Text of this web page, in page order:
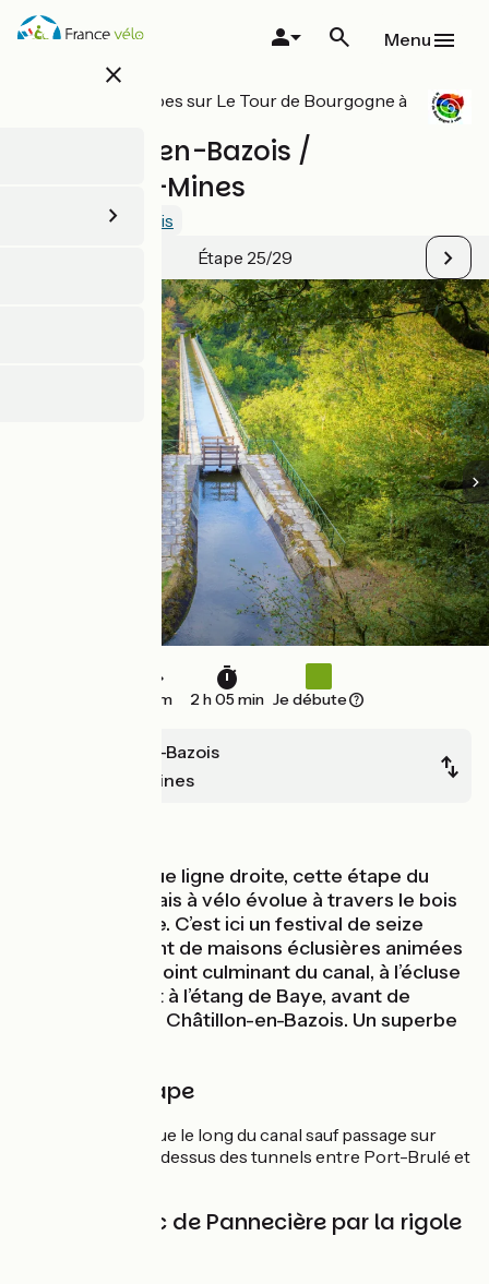
Aller
au
close
Menu
Toutes les étapes sur Le Tour de Bourgogne à
Châtillon-en-Bazois /
Chitry-les-Mines
Voir 5 avis
Étape 25/29
31 km 2 h 05 min Je débute
Châtillon-en-Bazois
Chitry-les-Mines
Passé une longue ligne droite, cette étape du
canal du Nivernais à vélo évolue à travers le bois
de la Collancelle. C’est ici un festival de seize
écluses et autant de maisons éclusières animées
qui mènent au point culminant du canal, à l’écluse
de Port-Brulé et à l’étang de Baye, avant de
descendre vers Châtillon-en-Bazois. Un superbe
Détail de l'étape
Voie verte continue le long du canal sauf passage sur
routes calmes au-dessus des tunnels entre Port-Brulé et
Liaison au lac de Pannecière par la rigole